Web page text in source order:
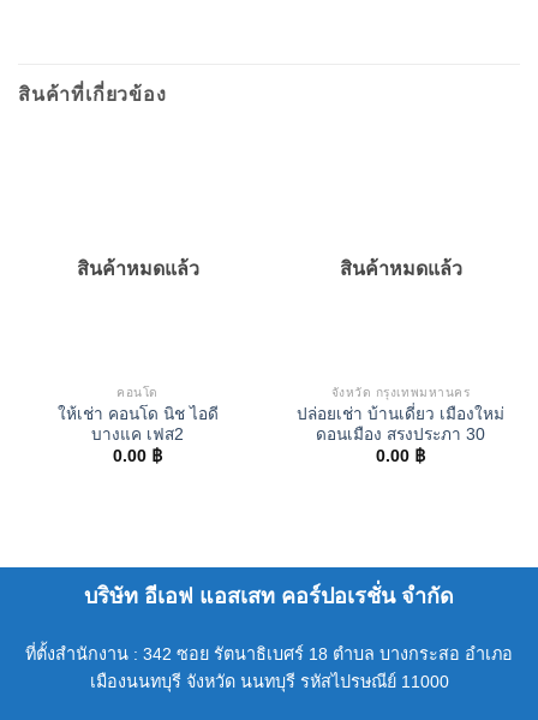
สินค้าที่เกี่ยวข้อง
สินค้าหมดแล้ว
คอนโด
ให้เช่า คอนโด นิช ไอดี
บางแค เฟส2
0.00 ฿
สินค้าหมดแล้ว
จังหวัด กรุงเทพมหานคร
ปล่อยเช่า บ้านเดี่ยว เมืองใหม่
ดอนเมือง สรงประภา 30
0.00 ฿
บริษัท อีเอฟ แอสเสท คอร์ปอเรชั่น จำกัด
ที่ตั้งสำนักงาน : 342 ซอย รัตนาธิเบศร์ 18 ตำบล บางกระสอ อำเภอ
เมืองนนทบุรี จังหวัด นนทบุรี รหัสไปรษณีย์ 11000